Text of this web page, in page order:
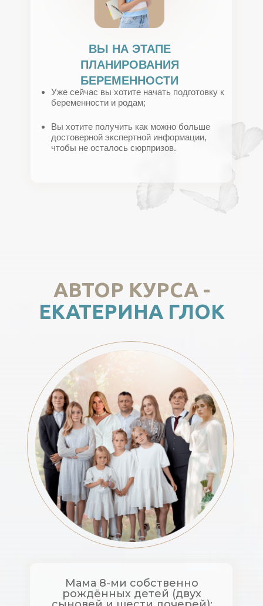
ВЫ НА ЭТАПЕ
ПЛАНИРОВАНИЯ
БЕРЕМЕННОСТИ
Уже сейчас вы хотите начать подготовку к
беременности и родам;
Вы хотите получить как можно больше
достоверной экспертной информации,
чтобы не осталось сюрпризов.
ЕКАТЕРИНА ГЛОК
Мама 8-ми собственно
рождённых детей (двух
АВТОР КУРСА -